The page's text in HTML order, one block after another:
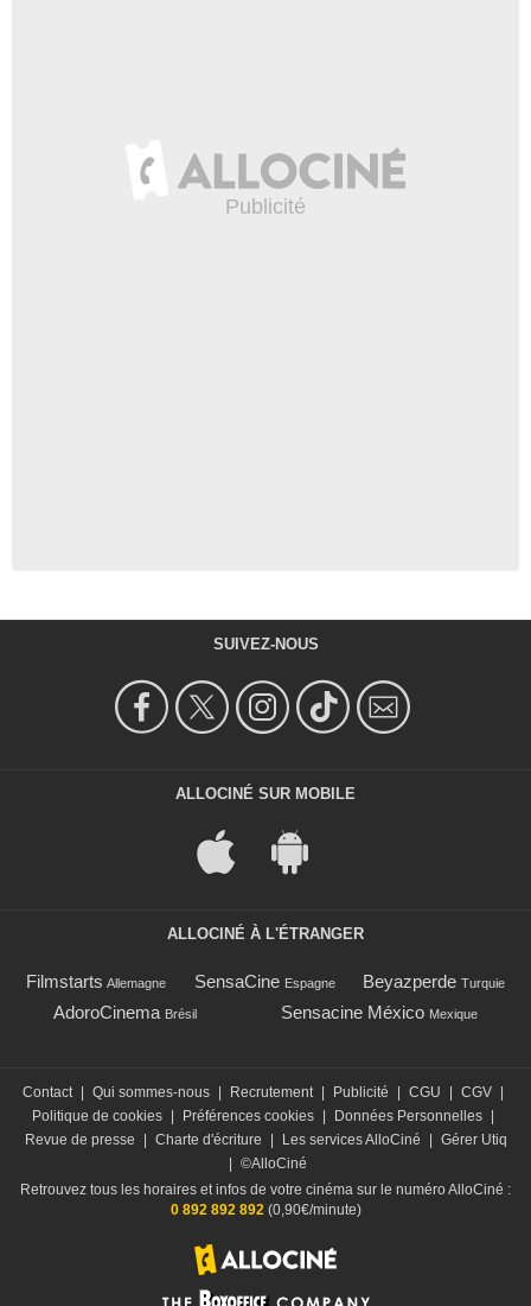
SUIVEZ-NOUS
ALLOCINÉ SUR MOBILE
ALLOCINÉ À L'ÉTRANGER
Filmstarts Allemagne SensaCine Espagne Beyazperde Turquie
AdoroCinema Brésil Sensacine México Mexique
Contact | Qui sommes-nous | Recrutement | Publicité | CGU | CGV |
Politique de cookies | Préférences cookies | Données Personnelles |
Revue de presse
| Charte d'écriture | Les services AlloCiné | Gérer Utiq
| ©AlloCiné
Retrouvez tous les horaires et infos de votre cinéma sur le numéro AlloCiné :
0 892 892 892 (0,90€/minute)